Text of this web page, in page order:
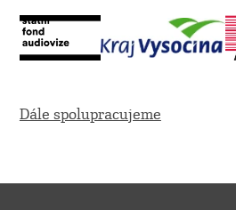
Dále spolupracujeme